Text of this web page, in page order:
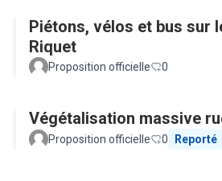
Piétons, vélos et bus sur
Riquet
Proposition officielle 0
Végétalisation massive
Proposition officielle 0 Reporté